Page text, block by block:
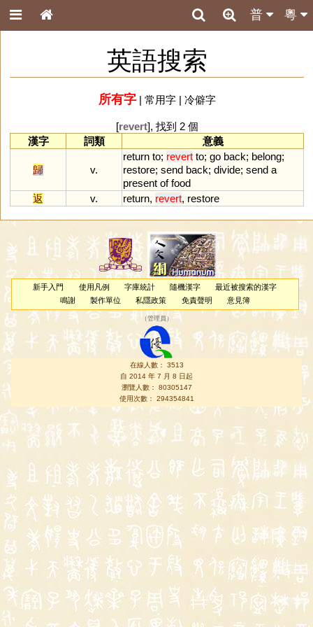
粵
普
英語搜索
所有字| 常用字| 冷僻字
[revert], 找到 2 個
漢字
詞類 意義
歸 v.
return to; revert to; go back; belong;
restore; send back; divide; send a
present of food
返
v. return, revert, restore
新手入門 使用凡例 字庫統計 隨機漢字
最近被搜索的漢字
鳴謝
製作單位 私隱政策 免責聲明 意見簿
（管理員 ）
在線人數： 3513
自 2014 年 7 月 8 日起
瀏覽人數： 80305147
使用次數： 294354841